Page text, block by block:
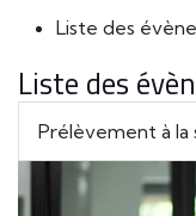
Liste des
Liste des
Prélèvement à la